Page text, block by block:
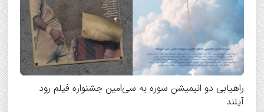
راهیابی دو انیمیشن سوره به سی‌امین جشنواره فیلم رود
آیلند